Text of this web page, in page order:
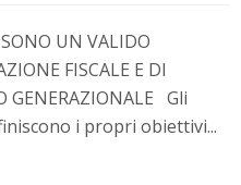
UN VALIDO
FISCALE E DI
GENERAZIONALE Gli
i propri obiettivi...